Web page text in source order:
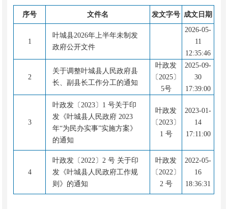
序号 文件名 发文字号 成文日期
1
叶城县2026年上半年未制发
政府公开文件
2026-05-
11
12:35:46
2
关于调整叶城县人民政府县
长、副县长工作分工的通知
叶政发
〔2025〕
5号
2025-09-
30
17:39:00
3
叶政发〔2023〕1 号关于印
发《叶城县人民政府 2023
年“为民办实事”实施方案》
的通知
叶政发
〔2023〕
1 号
2023-01-
14
17:11:00
4
叶政发〔2022〕2 号 关于印
发《叶城县人民政府工作规
则》的通知
叶政发
〔2022〕
2 号
2022-05-
16
18:36:31